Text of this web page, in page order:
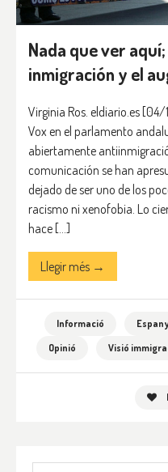
Nada que ver
inmigración y el
Virginia Ros. eldiario.es
Vox en el parlamento
abiertamente
comunicación se han
dejado de ser uno de los
racismo ni xenofobia. Lo
hace […]
Llegir més →
Informació
Opinió
Visió